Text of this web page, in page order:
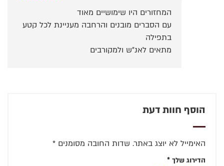
המחזורים היו שימושיים מאוד
עם הסברים מובנים והרחבה מעניינת לכל קטע
בתפילה
מתאים לאנ״ש ולמקורבים
הוסף חוות דעת
האימייל לא יוצג באתר. שדות החובה מסומנים *
הדירוג שלך *